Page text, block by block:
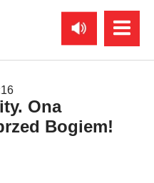
Ona
Bogiem!